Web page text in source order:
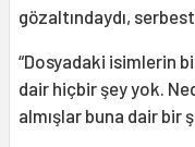
gözaltındaydı, serbest
“Dosyadaki isimlerin
dair hiçbir şey yok.
almışlar buna dair bir